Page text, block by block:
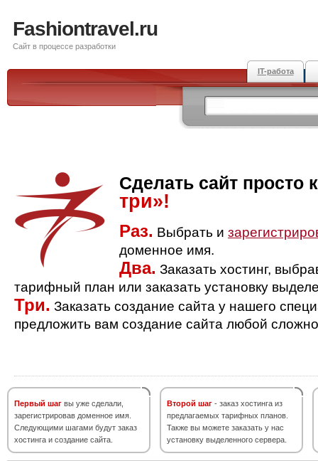
Fashiontravel.ru
Сайт в процессе разработки
IT-работа
Сделать сайт просто
три»!
Раз. Выбрать и
доменное имя.
Два. Заказать хостинг,
тарифный план или заказать установку
Три. Заказать создание сайта у нашего
предложить вам создание сайта любой
Первый шаг вы уже сделали,
зарегистрировав доменное имя.
Следующими шагами будут заказ
хостинга и создание сайта.
Второй шаг - заказ хостинга из
предлагаемых тарифных планов.
Также вы можете заказать у нас
установку выделенного сервера.